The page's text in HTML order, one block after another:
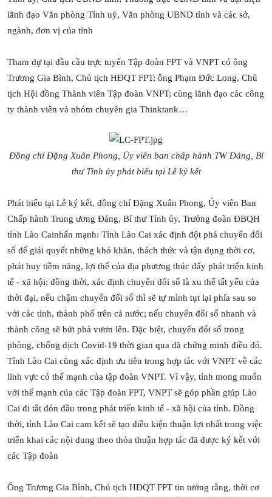
lãnh đạo Văn phòng Tỉnh uỷ, Văn phòng UBND tỉnh và các sở,
ngành, đơn vị của tỉnh
Tham dự tại đầu cầu trực tuyến Tập đoàn FPT và VNPT có ông
Trương Gia Bình, Chủ tịch HĐQT FPT; ông Phạm Đức Long, Chủ
tịch Hội đồng Thành viên Tập đoàn VNPT; cùng lãnh đạo các công
ty thành viên và nhóm chuyên gia Thinktank…
Đồng chí Đặng Xuân Phong, Ủy viên ban chấp hành TW Đảng, Bí
thư Tỉnh ủy phát biểu tại Lễ ký‎ kết
Phát biểu tại Lễ ký‎ kết, đồng chí Đặng Xuân Phong, Ủy viên Ban
Chấp hành Trung ương Đảng, Bí thư Tỉnh ủy, Trưởng đoàn ĐBQH
tỉnh Lào Cainhấn mạnh: Tỉnh Lào Cai xác định đột phá chuyển đổi
số để giải quyết những khó khăn, thách thức và tận dụng thời cơ,
phát huy tiềm năng, lợi thế của địa phương thúc đẩy phát triển kinh
tế - xã hội; đồng thời, xác định chuyển đổi số là xu thế tất yếu của
thời đại, nếu chậm chuyển đổi số thì sẽ tự mình tụt lại phía sau so
với các tỉnh, thành phố trên cả nước; nếu chuyển đổi số nhanh và
thành công sẽ bứt phá vươn lên. Đặc biệt, chuyển đổi số trong
phòng, chống dịch Covid-19 thời gian qua đã chứng minh điều đó.
Tỉnh Lào Cai cũng xác định ưu tiên trong hợp tác với VNPT về các
lĩnh vực có thế mạnh của tập đoàn VNPT. Vì vậy, tỉnh mong muốn
với thế mạnh của các Tập đoàn FPT, VNPT sẽ góp phần giúp Lào
Cai đi tắt đón đầu trong phát triển kinh tế - xã hội của tỉnh. Đồng
thời, tỉnh Lào Cai cam kết sẽ tạo điều kiện thuận lợi nhất trong việc
triển khai các nội dung theo thỏa thuận hợp tác đã được ký kết với
các Tập đoàn
Ông Trương Gia Bình, Chủ tịch HĐQT FPT tin tưởng rằng, thời cơ